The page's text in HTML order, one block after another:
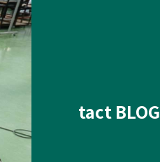
tact BLOG